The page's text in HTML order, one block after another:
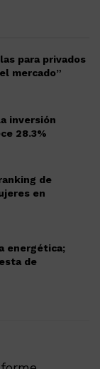
para privados
mercado”
inversión
28.3%
de
en
energética;
de